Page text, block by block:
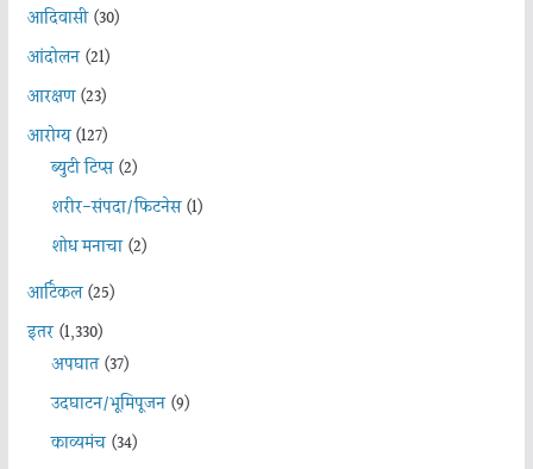
आदिवासी(30)
आंदोलन(21)
आरक्षण(23)
आरोग्य(127)
ब्युटी टिप्स(2)
शरीर-संपदा/फिटनेस(1)
शोध मनाचा(2)
आर्टिकल(25)
इतर(1,330)
अपघात(37)
उदघाटन/भूमिपूजन(9)
काव्यमंच(34)